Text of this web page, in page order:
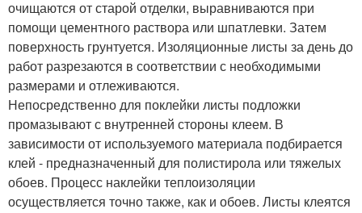
очищаются от старой отделки, выравниваются при
помощи цементного раствора или шпатлевки. Затем
поверхность грунтуется. Изоляционные листы за день до
работ разрезаются в соответствии с необходимыми
размерами и отлеживаются.
Непосредственно для поклейки листы подложки
промазывают с внутренней стороны клеем. В
зависимости от используемого материала подбирается
клей - предназначенный для полистирола или тяжелых
обоев. Процесс наклейки теплоизоляции
осуществляется точно также, как и обоев. Листы клеятся